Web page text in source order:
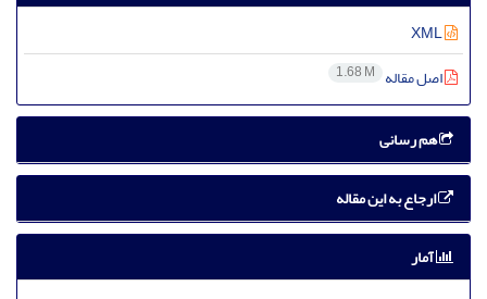
اصل مقاله 1.68 M
هم رسانی
ارجاع به این مقاله
آمار